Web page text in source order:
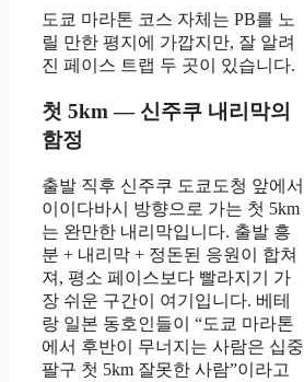
도쿄 마라톤 코스 자체는 PB를 노
릴 만한 평지에 가깝지만, 잘 알려
진 페이스 트랩 두 곳이 있습니다.
첫 5km — 신주쿠 내리막의
함정
출발 직후 신주쿠 도쿄도청 앞에서
이이다바시 방향으로 가는 첫 5km
는 완만한 내리막입니다. 출발 흥
분 + 내리막 + 정돈된 응원이 합쳐
져, 평소 페이스보다 빨라지기 가
장 쉬운 구간이 여기입니다. 베테
랑 일본 동호인들이 “도쿄 마라톤
에서 후반이 무너지는 사람은 십중
팔구 첫 5km 잘못한 사람”이라고